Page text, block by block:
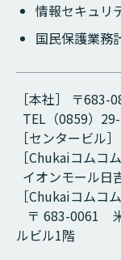
情報セキュリ
国民保護業務
［本社］ 〒
TEL（0859）
［センタービル
［Chukaiコムコ
イオンモール日
［Chukaiコムコ
〒 683-0061
ルビル1階